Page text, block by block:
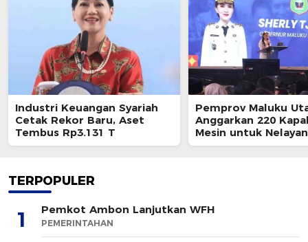
Industri Keuangan Syariah
Cetak Rekor Baru, Aset
Tembus Rp3.131 T
Pemprov Maluku
Anggarkan 220
Mesin untuk Nelayan
TERPOPULER
1 Pemkot Ambon Lanjutkan WFH
PEMERINTAHAN